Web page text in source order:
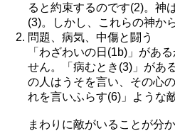
ると約束するのです(2)。神
(3)。しかし、これらの神か
問題、病気、中傷と闘う
「わざわいの日(1b)」があ
せん。「病むとき(3)」があ
の人はうそを言い、その心
れを言いふらす(6)」ような
まわりに敵がいることが分